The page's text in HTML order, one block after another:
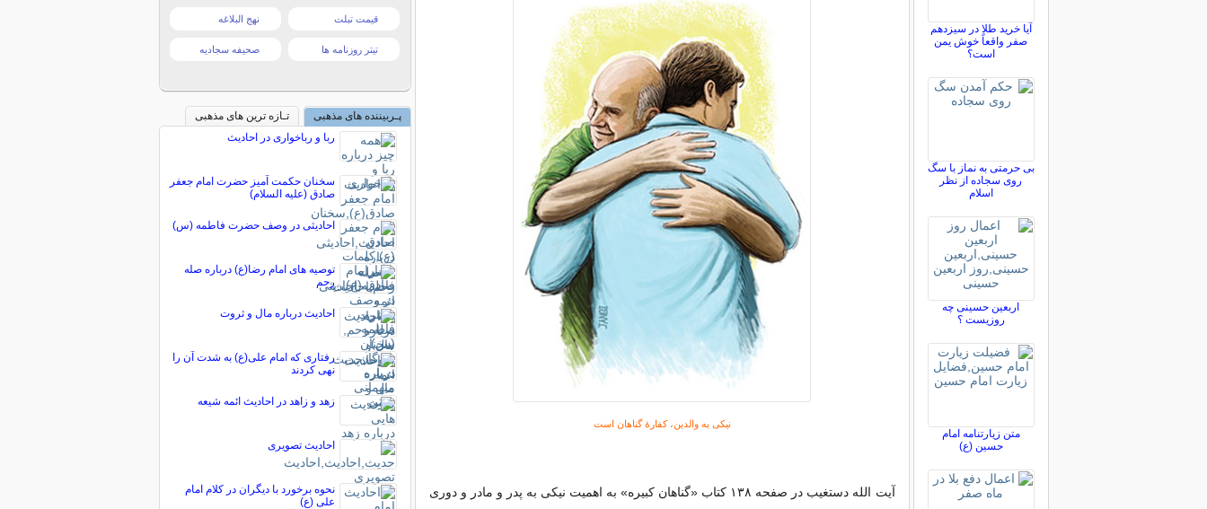
نیکى به والدین، کفارۀ گناهان است
آیت الله دستغیب در صفحه ۱۳۸ کتاب «گناهان کبیره» به اهمیت نیکی به پدر و مادر و دوری
آیا خرید طلا در سیزدهم
صفر واقعاً خوش یمن
است؟
بی حرمتی به نماز با سگ
روی سجاده از نظر
اسلام
اربعین حسینی چه
روزیست ؟
متن زیارتنامه امام
حسین (ع)
قیمت تبلت نهج البلاغه
تیتر روزنامه ها صحیفه سجادیه
پـربیننده های مذهبی
تـازه ترین های مذهبی
ربا و رباخواری در احادیث
سخنان حكمت آميز حضرت امام جعفر
صادق (عليه السلام)
احادیثی در وصف حضرت فاطمه (س)
توصیه های امام رضا(ع) درباره صله
رحم
احادیث درباره مال و ثروت
رفتاری که امام علی(ع) به شدت آن را
نهی کردند
زهد و زاهد در احادیث ائمه شیعه
احادیث تصویری
نحوه برخورد با دیگران در کلام امام
علی (ع)